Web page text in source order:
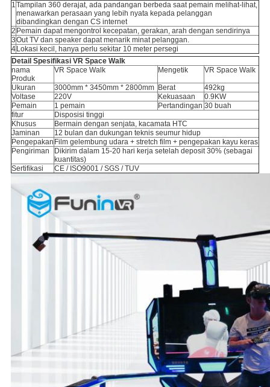
1Tampilan 360 derajat, ada pandangan berbeda saat pemain melihat-lihat,
menawarkan perasaan yang lebih nyata kepada pelanggan
dibandingkan dengan CS internet
2 Pemain dapat mengontrol kecepatan, gerakan, arah dengan sendirinya
3Out TV dan speaker dapat menarik minat pelanggan.
4 Lokasi kecil, hanya perlu sekitar 10 meter persegi
Detail SpesifikasiVR Space Walk
nama
Produk
VR Space Walk Mengetik VR Space Walk
Ukuran 3000mm * 3450mm * 2800mm Berat
492kg
Voltase
220V Kekuasaan
0.9KW
Pemain
1 pemain Pertandingan 30 buah
fitur
Disposisi tinggi
Khusus
Bermain dengan senjata, kacamata HTC
Jaminan
12 bulan dan dukungan teknis seumur hidup
Pengepakan Film gelembung udara + stretch film + pengepakan kayu keras
Pengiriman
Dikirim dalam 15-20 hari kerja setelah deposit 30% (sebagai
kuantitas)
Sertifikasi
CE / ISO9001 / SGS / TUV